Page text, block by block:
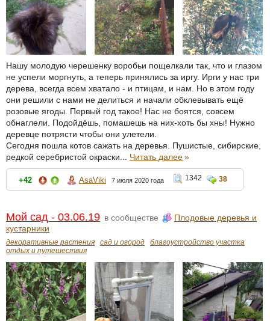
Нашу молодую черешенку воробьи пощелкали так, что и глазом
не успели моргнуть, а теперь принялись за иргу. Ирги у нас три
дерева, всегда всем хватало - и птицам, и нам. Но в этом году
они решили с нами не делиться и начали обклевывать ещё
розовые ягоды. Первый год такое! Нас не боятся, совсем
обнаглели. Подойдёшь, помашешь на них-хоть бы хны! Нужно
деревце потрясти чтобы они улетели.
Сегодня пошла котов сажать на деревья. Пушистые, сибирские,
редкой серебристой окраски... Читать далее»
+42 AsaViki 7 июля 2020 года 1342 38
Мой сад - 03.06.19 в сообществе
Плодовые деревья и
кустарники
декоративные растения сад и огород
благоустройство участка
отдых и путешествия